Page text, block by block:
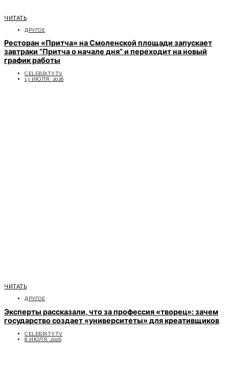
ЧИТАТЬ
ДРУГОЕ
Ресторан «Притча» на Смоленской площади запускает
завтраки “Притча о начале дня” и переходит на новый
график работы
CELEBRITYTV
13 ИЮЛЯ, 2026
ЧИТАТЬ
ДРУГОЕ
Эксперты рассказали, что за профессия «творец»: зачем
государство создает «университеты» для креативщиков
CELEBRITYTV
8 ИЮЛЯ, 2026